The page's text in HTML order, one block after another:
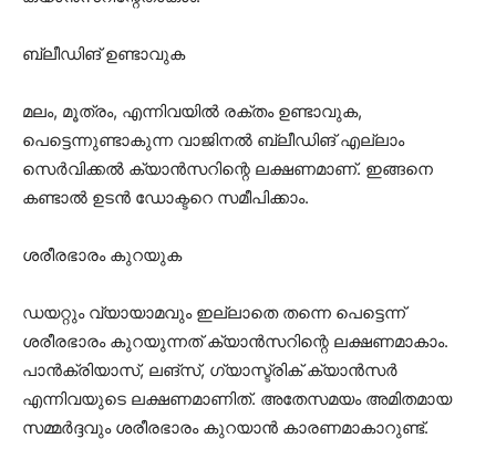
ബ്ലീഡിങ് ഉണ്ടാവുക
മലം, മൂത്രം, എന്നിവയിൽ രക്തം ഉണ്ടാവുക,
പെട്ടെന്നുണ്ടാകുന്ന വാജിനൽ ബ്ലീഡിങ് എല്ലാം
സെർവിക്കൽ ക്യാൻസറിന്റെ ലക്ഷണമാണ്. ഇങ്ങനെ
കണ്ടാൽ ഉടൻ ഡോക്ടറെ സമീപിക്കാം.
ശരീരഭാരം കുറയുക
ഡയറ്റും വ്യായാമവും ഇല്ലാതെ തന്നെ പെട്ടെന്ന്
ശരീരഭാരം കുറയുന്നത് ക്യാൻസറിന്റെ ലക്ഷണമാകാം.
പാൻക്രിയാസ്, ലങ്സ്, ഗ്യാസ്ട്രിക് ക്യാൻസർ
എന്നിവയുടെ ലക്ഷണമാണിത്. അതേസമയം അമിതമായ
സമ്മർദ്ദവും ശരീരഭാരം കുറയാൻ കാരണമാകാറുണ്ട്.